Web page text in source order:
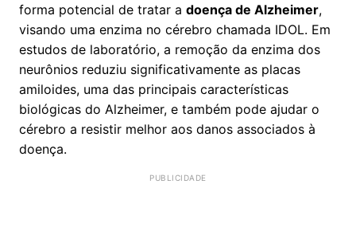
forma potencial de tratar a doença de Alzheimer,
visando uma enzima no cérebro chamada IDOL. Em
estudos de laboratório, a remoção da enzima dos
neurônios reduziu significativamente as placas
amiloides, uma das principais características
biológicas do Alzheimer, e também pode ajudar o
cérebro a resistir melhor aos danos associados à
doença.